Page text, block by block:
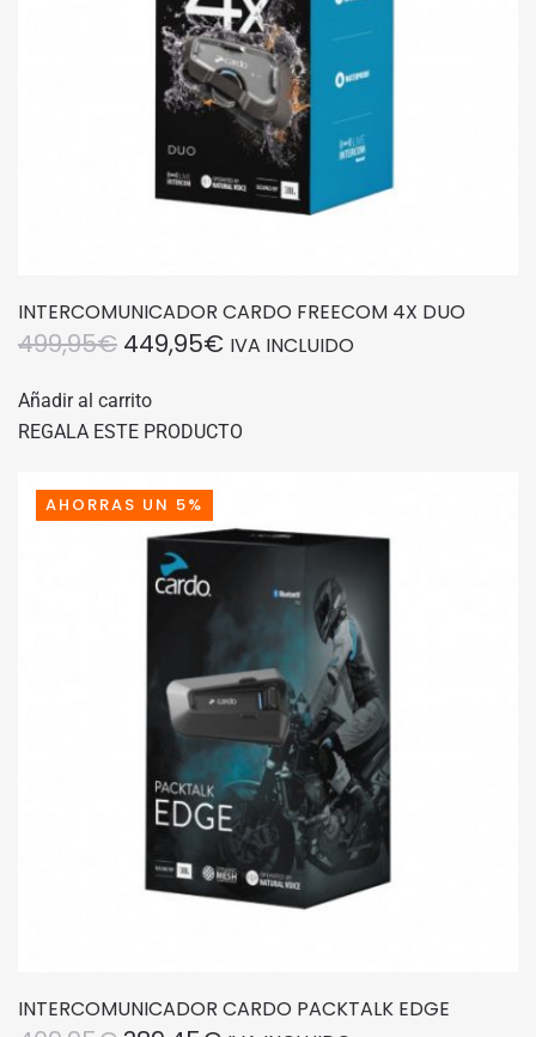
INTERCOMUNICADOR CARDO FREECOM 4X DUO
499,95€ EL
ORIGINAL
499,95€.
449,95€EL
IVA INCLUIDO
Añadir al carrito
REGALA ESTE PRODUCTO
AHORRAS UN 5%
INTERCOMUNICADOR CARDO PACKTALK EDGE